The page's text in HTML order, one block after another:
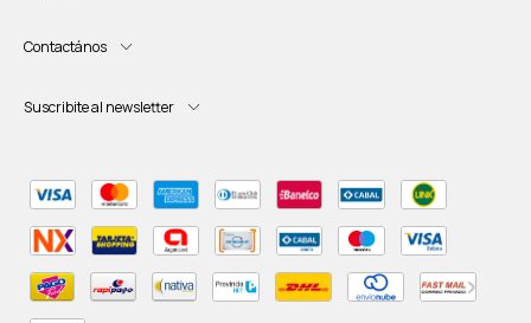
Contactános
Suscribite al newsletter